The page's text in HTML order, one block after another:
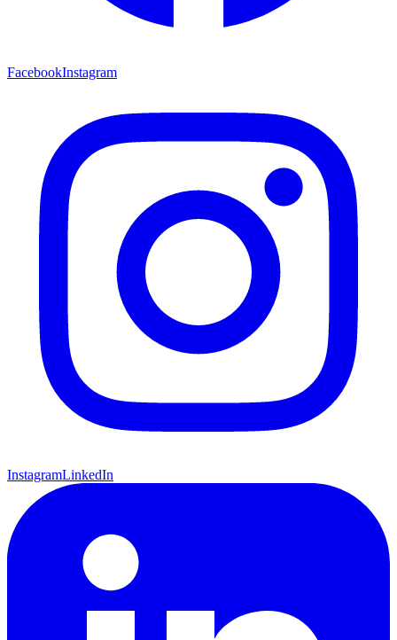
FacebookInstagram
InstagramLinkedIn